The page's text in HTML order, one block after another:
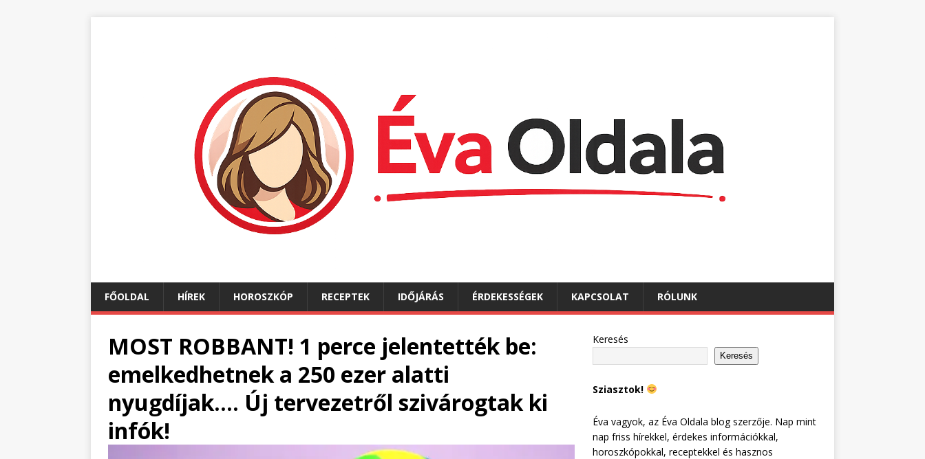
FŐOLDAL HÍREK HOROSZKÓP RECEPTEK IDŐJÁRÁS ÉRDEKESSÉGEK KAPCSOLAT RÓLUNK
MOST ROBBANT! 1 perce jelentették be:
emelkedhetnek a 250 ezer alatti
nyugdíjak…. Új tervezetről szivárogtak ki
infók!
Keresés
Keresés
Sziasztok!
Éva vagyok, az Éva Oldala blog szerzője. Nap mint
nap friss hírekkel, érdekes információkkal,
horoszkópokkal, receptekkel és hasznos